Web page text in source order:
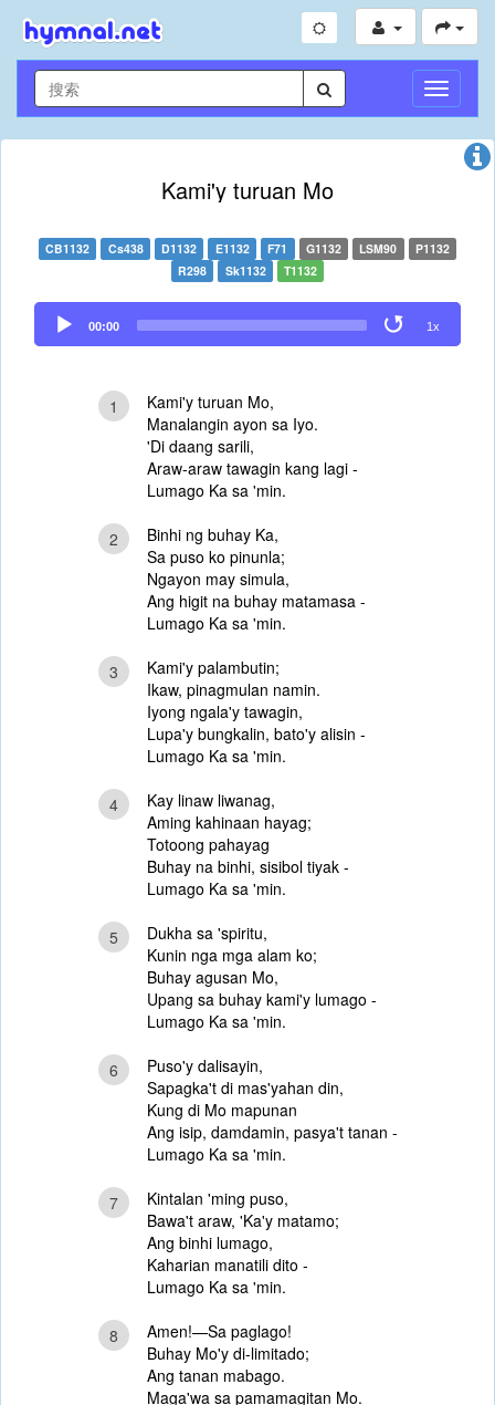
切
换
导
Kami'y turuan Mo
CB1132 Cs438 D1132 E1132 F71 G1132 LSM90
P1132
R298
Sk1132 T1132
Audio
Player
00:00 1x
1
Kami'y turuan Mo,
Manalangin ayon sa Iyo.
'Di daang sarili,
Araw-araw tawagin kang lagi -
Lumago Ka sa 'min.
2
Binhi ng buhay Ka,
Sa puso ko pinunla;
Ngayon may simula,
Ang higit na buhay matamasa -
Lumago Ka sa 'min.
3
Kami'y palambutin;
Ikaw, pinagmulan namin.
Iyong ngala'y tawagin,
Lupa'y bungkalin, bato'y alisin -
Lumago Ka sa 'min.
4
Kay linaw liwanag,
Aming kahinaan hayag;
Totoong pahayag
Buhay na binhi, sisibol tiyak -
Lumago Ka sa 'min.
5
Dukha sa 'spiritu,
Kunin nga mga alam ko;
Buhay agusan Mo,
Upang sa buhay kami'y lumago -
Lumago Ka sa 'min.
6
Puso'y dalisayin,
Sapagka't di mas'yahan din,
Kung di Mo mapunan
Ang isip, damdamin, pasya't tanan -
Lumago Ka sa 'min.
7
Kintalan 'ming puso,
Bawa't araw, 'Ka'y matamo;
Ang binhi lumago,
Kaharian manatili dito -
Lumago Ka sa 'min.
8
Amen!—Sa paglago!
Buhay Mo'y di-limitado;
Ang tanan mabago.
Maga'wa sa pamamagitan Mo.